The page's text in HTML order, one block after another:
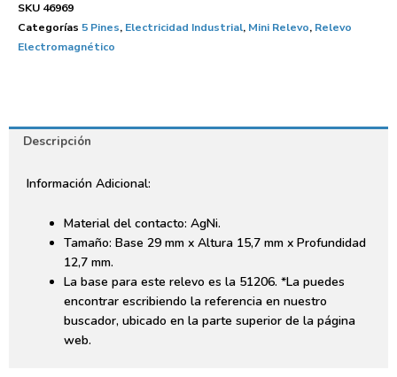
SKU 46969
Categorías 5 Pines, Electricidad Industrial, Mini Relevo, Relevo
Electromagnético
Descripción
Información Adicional:
Material del contacto: AgNi.
Tamaño: Base 29 mm x Altura 15,7 mm x Profundidad
12,7 mm.
La base para este relevo es la 51206. *La puedes
encontrar escribiendo la referencia en nuestro
buscador, ubicado en la parte superior de la página
web.